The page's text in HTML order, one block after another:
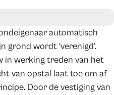
automatisch
grond wordt ‘verenigd’.
in werking treden van het
van opstal laat toe om af
Door de vestiging van